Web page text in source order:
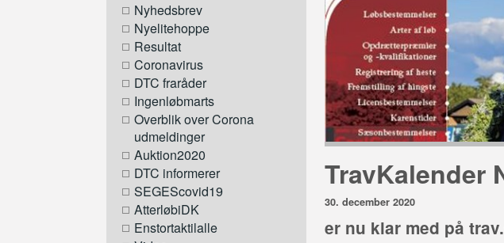
Nyhedsbrev
Nyelitehoppe
Resultat
Coronavirus
DTC fraråder
Ingenløbmarts
Overblik over Corona
udmeldinger
Auktion2020
DTC informerer
SEGEScovid19
AtterløbiDK
Enstortaktilalle
TravKalender
30. december 2020
er nu klar med på